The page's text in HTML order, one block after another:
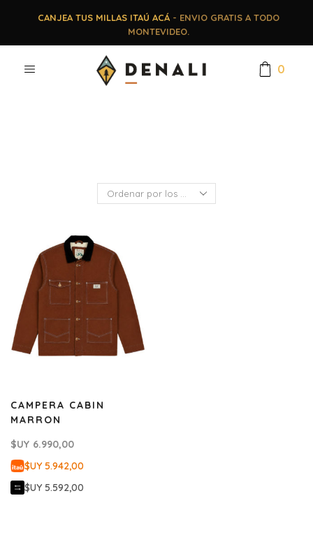
CANJEA TUS MILLAS ITAÚ ACÁ- ENVIO GRATIS A TODO
MONTEVIDEO.
0
CAMPERA CABIN
MARRON
$UY 6.990,00
$UY 5.942,00
$UY 5.592,00